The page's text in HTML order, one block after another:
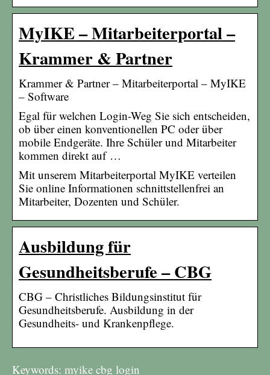
MyIKE – Mitarbeiterportal –
Krammer & Partner
Krammer & Partner – Mitarbeiterportal – MyIKE
– Software
Egal für welchen Login-Weg Sie sich entscheiden,
ob über einen konventionellen PC oder über
mobile Endgeräte. Ihre Schüler und Mitarbeiter
kommen direkt auf …
Mit unserem Mitarbeiterportal MyIKE verteilen
Sie online Informationen schnittstellenfrei an
Mitarbeiter, Dozenten und Schüler.
Ausbildung für
Gesundheitsberufe – CBG
CBG – Christliches Bildungsinstitut für
Gesundheitsberufe. Ausbildung in der
Gesundheits- und Krankenpflege.
Keywords: myike cbg login